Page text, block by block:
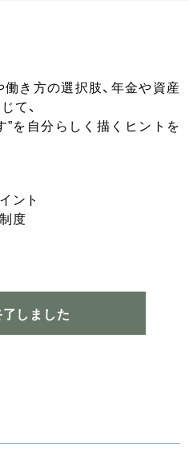
き方の選択肢、年金や資産
て、
”を自分らしく描くヒントを
ント
度
しました